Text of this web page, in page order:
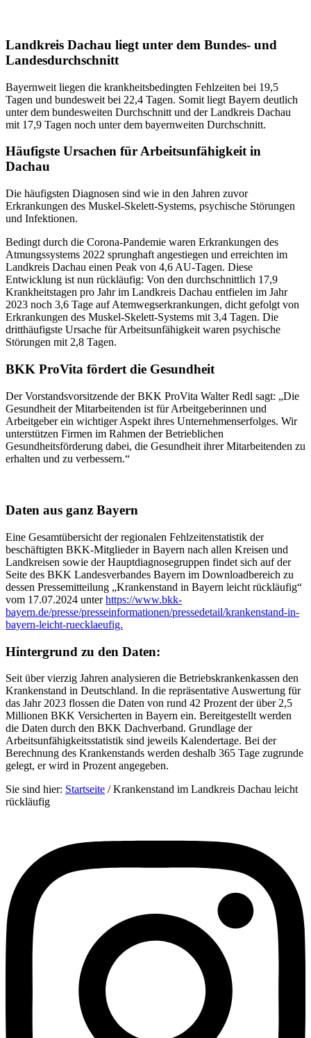
Landkreis Dachau liegt unter dem Bundes- und
Landesdurchschnitt
Bayernweit liegen die krankheitsbedingten Fehlzeiten bei 19,5
Tagen und bundesweit bei 22,4 Tagen. Somit liegt Bayern deutlich
unter dem bundesweiten Durchschnitt und der Landkreis Dachau
mit 17,9 Tagen noch unter dem bayernweiten Durchschnitt.
Häufigste Ursachen für Arbeitsunfähigkeit in
Dachau
Die häufigsten Diagnosen sind wie in den Jahren zuvor
Erkrankungen des Muskel-Skelett-Systems, psychische Störungen
und Infektionen.
Bedingt durch die Corona-Pandemie waren Erkrankungen des
Atmungssystems 2022 sprunghaft angestiegen und erreichten im
Landkreis Dachau einen Peak von 4,6 AU-Tagen. Diese
Entwicklung ist nun rückläufig: Von den durchschnittlich 17,9
Krankheitstagen pro Jahr im Landkreis Dachau entfielen im Jahr
2023 noch 3,6 Tage auf Atemwegserkrankungen, dicht gefolgt von
Erkrankungen des Muskel-Skelett-Systems mit 3,4 Tagen. Die
dritthäufigste Ursache für Arbeitsunfähigkeit waren psychische
Störungen mit 2,8 Tagen.
BKK ProVita fördert die Gesundheit
Der Vorstandsvorsitzende der BKK ProVita Walter Redl sagt: „Die
Gesundheit der Mitarbeitenden ist für Arbeitgeberinnen und
Arbeitgeber ein wichtiger Aspekt ihres Unternehmenserfolges. Wir
unterstützen Firmen im Rahmen der Betrieblichen
Gesundheitsförderung dabei, die Gesundheit ihrer Mitarbeitenden zu
erhalten und zu verbessern.“
Daten aus ganz Bayern
Eine Gesamtübersicht der regionalen Fehlzeitenstatistik der
beschäftigten BKK-Mitglieder in Bayern nach allen Kreisen und
Landkreisen sowie der Hauptdiagnosegruppen findet sich auf der
Seite des BKK Landesverbandes Bayern im Downloadbereich zu
dessen Pressemitteilung „Krankenstand in Bayern leicht rückläufig“
vom 17.07.2024 unterhttps://www.bkk-
bayern.de/presse/presseinformationen/pressedetail/krankenstand-in-
bayern-leicht-ruecklaeufig.
Hintergrund zu den Daten:
Seit über vierzig Jahren analysieren die Betriebskrankenkassen den
Krankenstand in Deutschland. In die repräsentative Auswertung für
das Jahr 2023 flossen die Daten von rund 42 Prozent der über 2,5
Millionen BKK Versicherten in Bayern ein. Bereitgestellt werden
die Daten durch den BKK Dachverband. Grundlage der
Arbeitsunfähigkeitsstatistik sind jeweils Kalendertage. Bei der
Berechnung des Krankenstands werden deshalb 365 Tage zugrunde
gelegt, er wird in Prozent angegeben.
Sie sind hier: Startseite /Krankenstand im Landkreis Dachau leicht
rückläufig